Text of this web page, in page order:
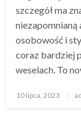
szczegół ma
osobowość i
coraz bardziej
weselach. To
Opublikowane
10 lipca, 2023